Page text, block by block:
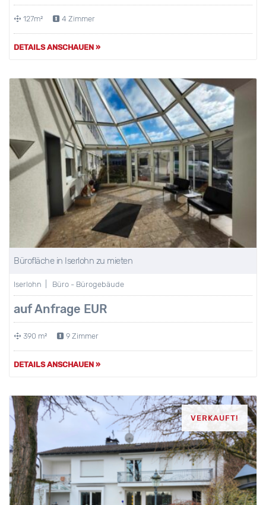
127m² 4 Zimmer
DETAILS ANSCHAUEN »
Bürofläche in Iserlohn zu mieten
Iserlohn | Büro - Bürogebäude
auf Anfrage EUR
390 m² 9 Zimmer
DETAILS ANSCHAUEN »
VERKAUFT!